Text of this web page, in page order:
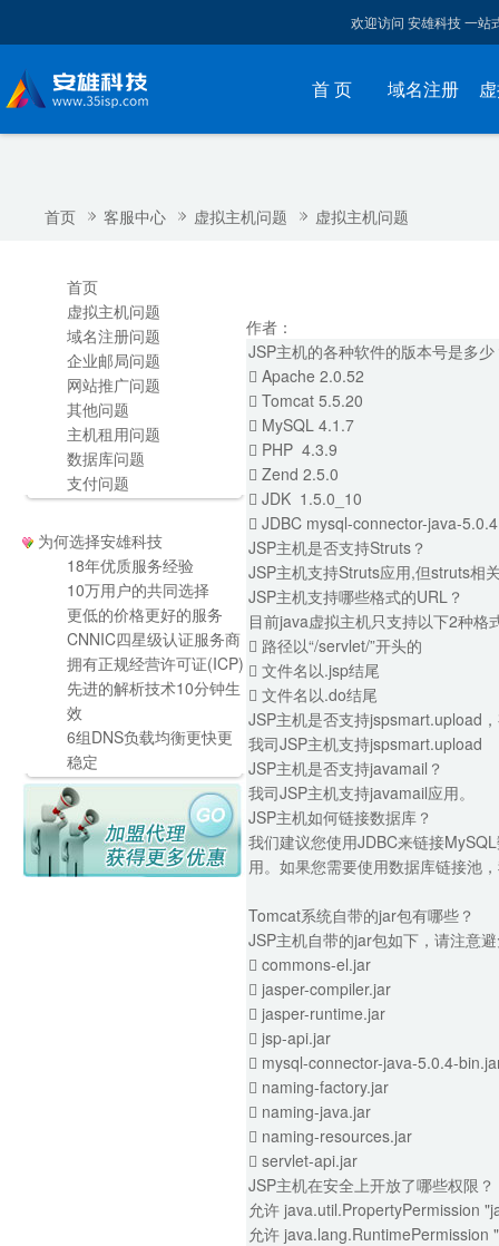
欢迎访问 安雄科技 一站
首 页 域名注册
首页 客服中心 虚拟主机问题 虚拟主机问题
首页
虚拟主机问题
域名注册问题
企业邮局问题
网站推广问题
其他问题
主机租用问题
数据库问题
支付问题
为何选择安雄科技
18年优质服务经验
10万用户的共同选择
更低的价格更好的服务
CNNIC四星级认证服务商
拥有正规经营许可证(ICP)
先进的解析技术10分钟生
效
6组DNS负载均衡更快更
稳定
作者：
JSP主机的各种软件的版本号是多少
 Apache 2.0.52
 Tomcat 5.5.20
 MySQL 4.1.7
 PHP 4.3.9
 Zend 2.5.0
 JDK 1.5.0_10
 JDBC mysql-connector-java-5.0.4
JSP主机是否支持Struts？
JSP主机支持Struts应用,但struts相
JSP主机支持哪些格式的URL？
目前java虚拟主机只支持以下2种格
 路径以“/servlet/”开头的
 文件名以.jsp结尾
 文件名以.do结尾
JSP主机是否支持jspsmart.upload
我司JSP主机支持jspsmart.upload
JSP主机是否支持javamail？
我司JSP主机支持javamail应用。
JSP主机如何链接数据库？
我们建议您使用JDBC来链接
用。如果您需要使用数据库链接池
Tomcat系统自带的jar包有哪些？
JSP主机自带的jar包如下，请注意
 commons-el.jar
 jasper-compiler.jar
 jasper-runtime.jar
 jsp-api.jar
 mysql-connector-java-5.0.4-
 naming-factory.jar
 naming-java.jar
 naming-resources.jar
 servlet-api.jar
JSP主机在安全上开放了哪些权限？
允许 java.util.PropertyPermission
允许